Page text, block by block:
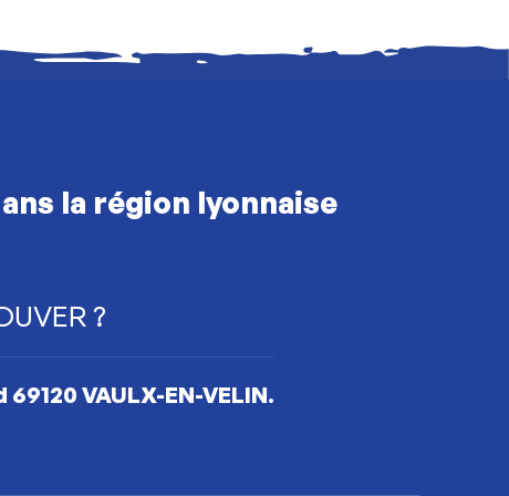
la région lyonnaise
?
VAULX-EN-VELIN.